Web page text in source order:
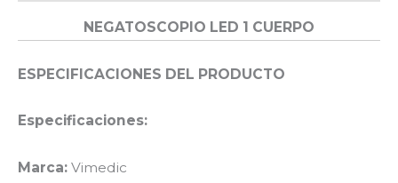
NEGATOSCOPIO LED 1 CUERPO
ESPECIFICACIONES DEL PRODUCTO
Especificaciones:
Marca: Vimedic